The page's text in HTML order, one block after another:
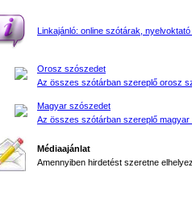
Linkajánló: online szótárak, nyelvoktató
Orosz szószedet
Az összes szótárban szereplő orosz
Magyar szószedet
Az összes szótárban szereplő magyar
Médiaajánlat
Amennyiben hirdetést szeretne